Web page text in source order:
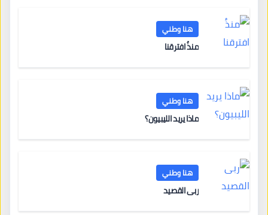
هنا وطني
منذُ افترقنا
هنا وطني
ماذا يريد الليبيون؟
هنا وطني
ربى القصيد